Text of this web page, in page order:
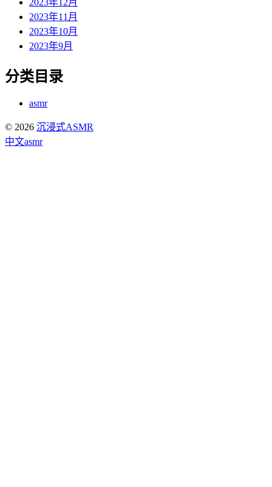
2023年11月
2023年10月
2023年9月
分类目录
asmr
© 2026 沉浸式ASMR
中文asmr